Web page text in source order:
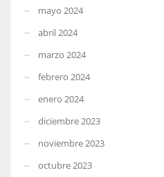
mayo 2024
abril 2024
marzo 2024
febrero 2024
enero 2024
diciembre 2023
noviembre 2023
octubre 2023